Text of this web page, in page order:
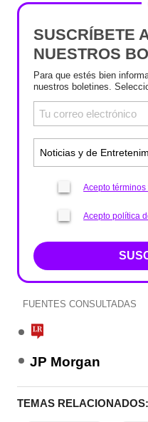
SUSCRÍBETE
NUESTROS
Para que estés bien
nuestros boletines.
Acepto
Acepto política
FUENTES CONSULTADAS
JP Morgan
TEMAS RELACIONADOS: